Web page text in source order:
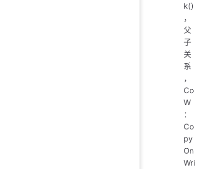
k()
，
父
子
关
系
，
Co
W
：
Co
py
On
Wri